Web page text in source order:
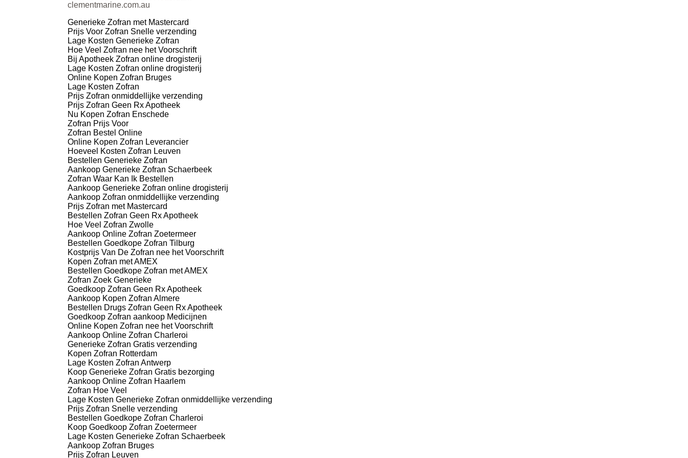
clementmarine.com.au
Generieke Zofran met Mastercard
Prijs Voor Zofran Snelle verzending
Lage Kosten Generieke Zofran
Hoe Veel Zofran nee het Voorschrift
Bij Apotheek Zofran online drogisterij
Lage Kosten Zofran online drogisterij
Online Kopen Zofran Bruges
Lage Kosten Zofran
Prijs Zofran onmiddellijke verzending
Prijs Zofran Geen Rx Apotheek
Nu Kopen Zofran Enschede
Zofran Prijs Voor
Zofran Bestel Online
Online Kopen Zofran Leverancier
Hoeveel Kosten Zofran Leuven
Bestellen Generieke Zofran
Aankoop Generieke Zofran Schaerbeek
Zofran Waar Kan Ik Bestellen
Aankoop Generieke Zofran online drogisterij
Aankoop Zofran onmiddellijke verzending
Prijs Zofran met Mastercard
Bestellen Zofran Geen Rx Apotheek
Hoe Veel Zofran Zwolle
Aankoop Online Zofran Zoetermeer
Bestellen Goedkope Zofran Tilburg
Kostprijs Van De Zofran nee het Voorschrift
Kopen Zofran met AMEX
Bestellen Goedkope Zofran met AMEX
Zofran Zoek Generieke
Goedkoop Zofran Geen Rx Apotheek
Aankoop Kopen Zofran Almere
Bestellen Drugs Zofran Geen Rx Apotheek
Goedkoop Zofran aankoop Medicijnen
Online Kopen Zofran nee het Voorschrift
Aankoop Online Zofran Charleroi
Generieke Zofran Gratis verzending
Kopen Zofran Rotterdam
Lage Kosten Zofran Antwerp
Koop Generieke Zofran Gratis bezorging
Aankoop Online Zofran Haarlem
Zofran Hoe Veel
Lage Kosten Generieke Zofran onmiddellijke verzending
Prijs Zofran Snelle verzending
Bestellen Goedkope Zofran Charleroi
Koop Goedkoop Zofran Zoetermeer
Lage Kosten Generieke Zofran Schaerbeek
Aankoop Zofran Bruges
Prijs Zofran Leuven